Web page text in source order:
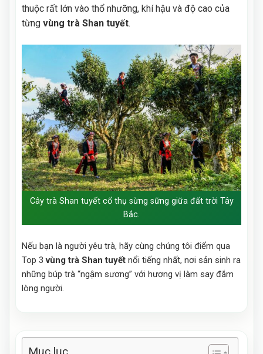
thuộc rất lớn vào thổ nhưỡng, khí hậu và độ cao của
từng vùng trà Shan tuyết.
Cây trà Shan tuyết cổ thụ sừng sững giữa đất trời Tây
Bắc.
Nếu bạn là người yêu trà, hãy cùng chúng tôi điểm qua
Top 3vùng trà Shan tuyết nổi tiếng nhất, nơi sản sinh ra
những búp trà “ngậm sương” với hương vị làm say đắm
lòng người.